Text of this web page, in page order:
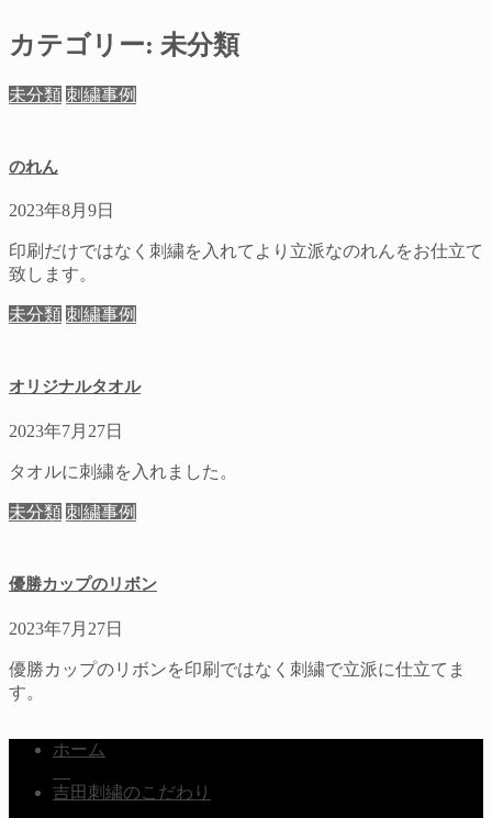
カテゴリー: 未分類
未分類 刺繍事例
のれん
2023年8月9日
印刷だけではなく刺繍を入れてより立派なのれんをお仕立て
致します。
未分類 刺繍事例
オリジナルタオル
2023年7月27日
タオルに刺繍を入れました。
未分類 刺繍事例
優勝カップのリボン
2023年7月27日
優勝カップのリボンを印刷ではなく刺繍で立派に仕立てま
す。
ホーム
吉田刺繍のこだわり